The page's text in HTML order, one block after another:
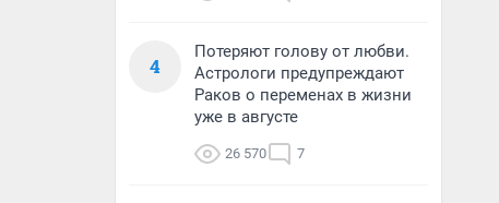
4
Потеряют голову от любви.
Астрологи предупреждают
Раков о переменах в жизни
уже в августе
26 570 7